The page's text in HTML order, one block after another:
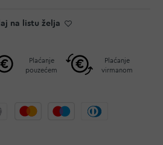
na listu želja
Plaćanje
pouzećem
Plaćanje
virmanom